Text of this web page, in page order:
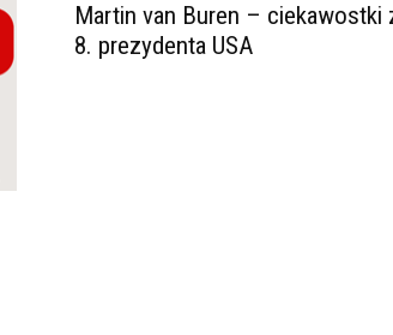
Martin van Buren – ciekawostki
8. prezydenta USA